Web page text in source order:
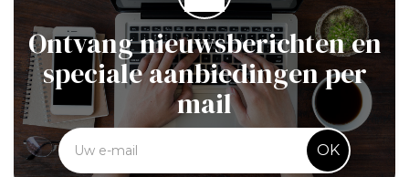
Ontvang nieuwsberichten en
speciale aanbiedingen per
mail
OK